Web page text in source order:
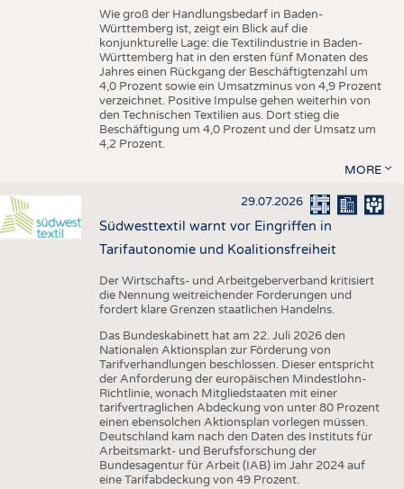
Wie groß der Handlungsbedarf in Baden-
Württemberg ist, zeigt ein Blick auf die
konjunkturelle Lage: die Textilindustrie in Baden-
Württemberg hat in den ersten fünf Monaten des
Jahres einen Rückgang der Beschäftigtenzahl um
4,0 Prozent sowie ein Umsatzminus von 4,9 Prozent
verzeichnet. Positive Impulse gehen weiterhin von
den Technischen Textilien aus. Dort stieg die
Beschäftigung um 4,0 Prozent und der Umsatz um
4,2 Prozent.
MORE
29.07.2026
Südwesttextil warnt vor Eingriffen in
Tarifautonomie und Koalitionsfreiheit
Der Wirtschafts- und Arbeitgeberverband kritisiert
die Nennung weitreichender Forderungen und
fordert klare Grenzen staatlichen Handelns.
Das Bundeskabinett hat am 22. Juli 2026 den
Nationalen Aktionsplan zur Förderung von
Tarifverhandlungen beschlossen. Dieser entspricht
der Anforderung der europäischen Mindestlohn-
Richtlinie, wonach Mitgliedstaaten mit einer
tarifvertraglichen Abdeckung von unter 80 Prozent
einen ebensolchen Aktionsplan vorlegen müssen.
Deutschland kam nach den Daten des Instituts für
Arbeitsmarkt- und Berufsforschung der
Bundesagentur für Arbeit (IAB) im Jahr 2024 auf
eine Tarifabdeckung von 49 Prozent.